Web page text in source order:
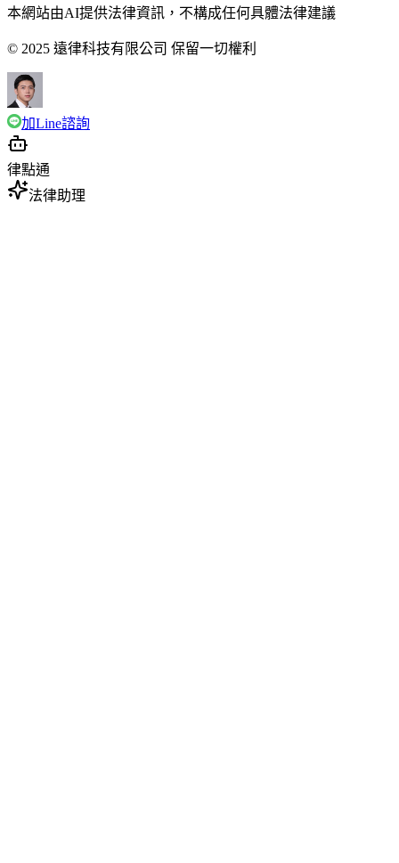
本網站由AI提供法律資訊，不構成任何具體法律建議
© 2025 遠律科技有限公司 保留一切權利
加Line諮詢
律點通
法律助理